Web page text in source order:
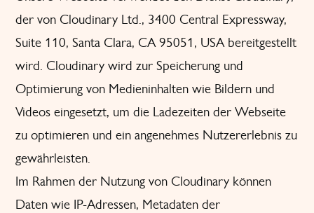
der von Cloudinary Ltd., 3400 Central Expressway,
Suite 110, Santa Clara, CA 95051, USA bereitgestellt
wird. Cloudinary wird zur Speicherung und
Optimierung von Medieninhalten wie Bildern und
Videos eingesetzt, um die Ladezeiten der Webseite
zu optimieren und ein angenehmes Nutzererlebnis zu
gewährleisten.
Im Rahmen der Nutzung von Cloudinary können
Daten wie IP-Adressen, Metadaten der